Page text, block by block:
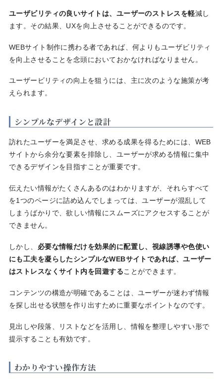
ユーザビリティの良いサイトは、ユーザーのストレスを軽減し
ます。その結果、UXを向上させることができるのです。
WEBサイト制作に携わる者であれば、何よりもユーザビリティ
を向上させることを念頭においておかなければなりません。
ユーザービリティの向上を狙うには、主に次のような施策が考
えられます。
シンプルなデザインと設計
訪れたユーザーを満足させ、求める成果を得るためには、WEB
サイトから余分な要素を排除し、ユーザーが求める情報に集中
できるデザインを目指すことが重要です。
伝えたい情報がたくさんあるのはわかりますが、それらすべて
を1つのページに詰め込んでしまっては、ユーザーが混乱して
しまうばかりで、欲しい情報にスムーズにアクセスすることが
できません。
しかし、 必要な情報だけを効果的に配置し、視線誘導や色使い
にも工夫を凝らしたシンプルなWEBサイトであれば、ユーザー
はストレスなくサイト内を回遊することができます。
コンテンツの構造が明確であることは、ユーザーが迷わず情報
を探し出せる状態を作り出すために重要なポイントなのです。
見出しや段落、リストなどを活用し、情報を整理しやすい形で
提示することも有効です。
わかりやすい操作方法